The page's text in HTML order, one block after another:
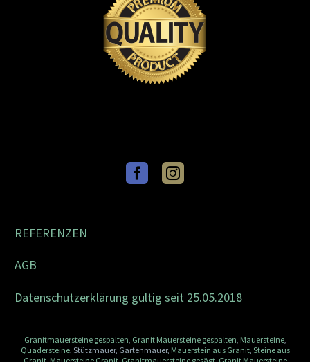
REFERENZEN
AGB
Datenschutzerklärung gültig seit 25.05.2018
Granitmauersteine gespalten Granit Mauersteine gespalten Mauersteine,
Quadersteine, Stützmauer, Gartenmauer, Mauerstein aus Granit, Steine aus